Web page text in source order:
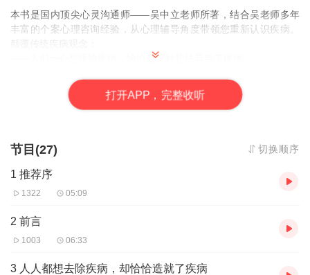
本书是国内顶尖心灵沟通师——吴中立老师所著，结合吴老师多年
丰富的个案心理咨询经验，从心理辅导角度带领您重新认识疾病。
——人们一心想驱除疾病，恰恰是这种想法导致了疾病。
——与疾病和谐共处。
打开APP，完整收听
节目(27) 切换顺序
1 推荐序
1322 05:09
2 前言
1003 06:33
3 人人都想去除疾病，却恰恰造就了疾病